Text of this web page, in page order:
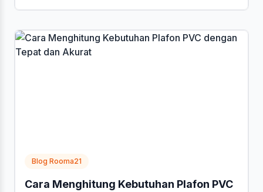
Blog Rooma21
Cara Menghitung Kebutuhan Plafon PVC